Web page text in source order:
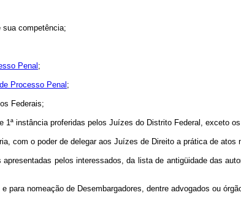
competência;
Penal;
Processo Penal ;
Federais;
instância proferidas pelos Juízes do Distrito Federal, exceto
com o poder de delegar aos Juízes de Direito a prática de atos
pelos interessados, da lista de antigüidade das
nomeação de Desembargadores, dentre advogados ou